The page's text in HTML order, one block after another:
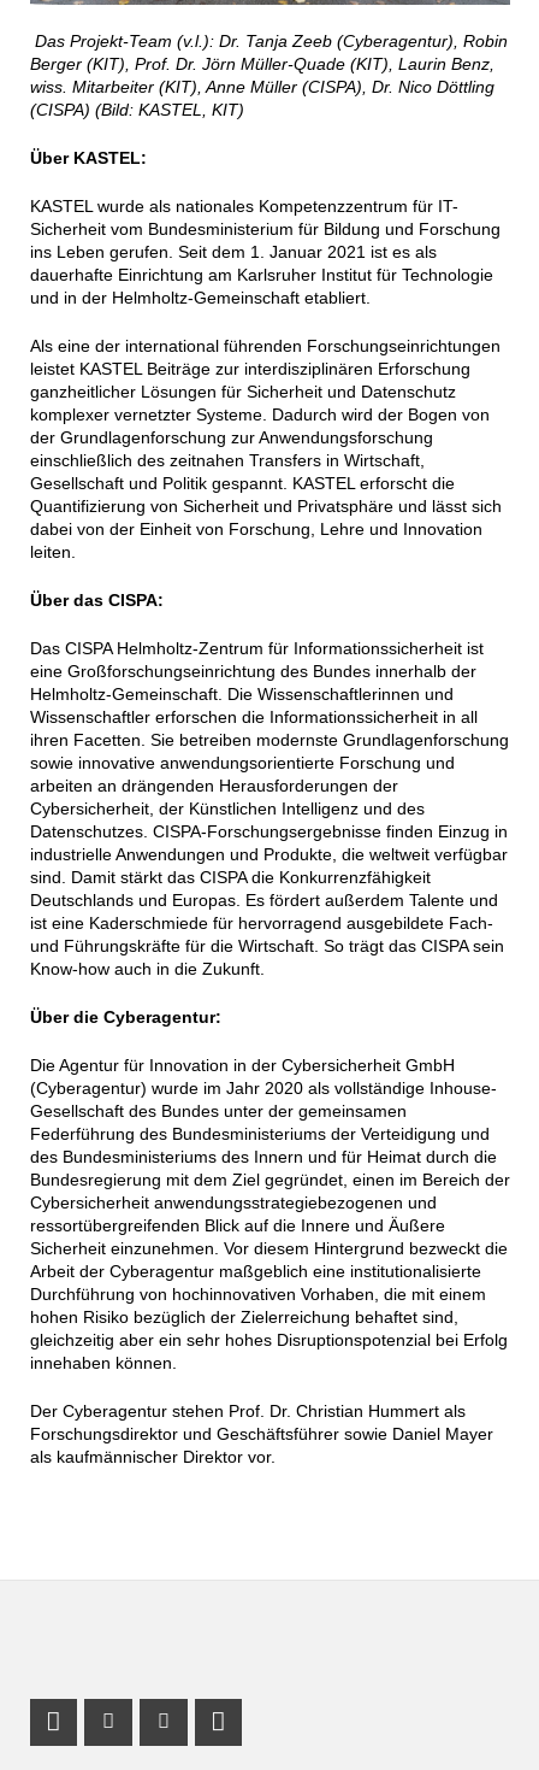
Das Projekt-Team (v.l.): Dr. Tanja Zeeb (Cyberagentur), Robin
Berger (KIT), Prof. Dr. Jörn Müller-Quade (KIT), Laurin Benz,
wiss. Mitarbeiter (KIT), Anne Müller (CISPA), Dr. Nico Döttling
(CISPA) (Bild: KASTEL, KIT)
Über KASTEL:
KASTEL wurde als nationales Kompetenzzentrum für IT-
Sicherheit vom Bundesministerium für Bildung und Forschung
ins Leben gerufen. Seit dem 1. Januar 2021 ist es als
dauerhafte Einrichtung am Karlsruher Institut für Technologie
und in der Helmholtz-Gemeinschaft etabliert.
Als eine der international führenden Forschungseinrichtungen
leistet KASTEL Beiträge zur interdisziplinären Erforschung
ganzheitlicher Lösungen für Sicherheit und Datenschutz
komplexer vernetzter Systeme. Dadurch wird der Bogen von
der Grundlagenforschung zur Anwendungsforschung
einschließlich des zeitnahen Transfers in Wirtschaft,
Gesellschaft und Politik gespannt. KASTEL erforscht die
Quantifizierung von Sicherheit und Privatsphäre und lässt sich
dabei von der Einheit von Forschung, Lehre und Innovation
leiten.
Über das CISPA:
Das CISPA Helmholtz-Zentrum für Informationssicherheit ist
eine Großforschungseinrichtung des Bundes innerhalb der
Helmholtz-Gemeinschaft. Die Wissenschaftlerinnen und
Wissenschaftler erforschen die Informationssicherheit in all
ihren Facetten. Sie betreiben modernste Grundlagenforschung
sowie innovative anwendungsorientierte Forschung und
arbeiten an drängenden Herausforderungen der
Cybersicherheit, der Künstlichen Intelligenz und des
Datenschutzes. CISPA-Forschungsergebnisse finden Einzug in
industrielle Anwendungen und Produkte, die weltweit verfügbar
sind. Damit stärkt das CISPA die Konkurrenzfähigkeit
Deutschlands und Europas. Es fördert außerdem Talente und
ist eine Kaderschmiede für hervorragend ausgebildete Fach-
und Führungskräfte für die Wirtschaft. So trägt das CISPA sein
Know-how auch in die Zukunft.
Über die Cyberagentur:
Die Agentur für Innovation in der Cybersicherheit GmbH
(Cyberagentur) wurde im Jahr 2020 als vollständige Inhouse-
Gesellschaft des Bundes unter der gemeinsamen
Federführung des Bundesministeriums der Verteidigung und
des Bundesministeriums des Innern und für Heimat durch die
Bundesregierung mit dem Ziel gegründet, einen im Bereich der
Cybersicherheit anwendungsstrategiebezogenen und
ressortübergreifenden Blick auf die Innere und Äußere
Sicherheit einzunehmen. Vor diesem Hintergrund bezweckt die
Arbeit der Cyberagentur maßgeblich eine institutionalisierte
Durchführung von hochinnovativen Vorhaben, die mit einem
hohen Risiko bezüglich der Zielerreichung behaftet sind,
gleichzeitig aber ein sehr hohes Disruptionspotenzial bei Erfolg
innehaben können.
Der Cyberagentur stehen Prof. Dr. Christian Hummert als
Forschungsdirektor und Geschäftsführer sowie Daniel Mayer
als kaufmännischer Direktor vor.
Profil Mastodon
Instagram Profil
Youtube Profil
LinkedIn Profil